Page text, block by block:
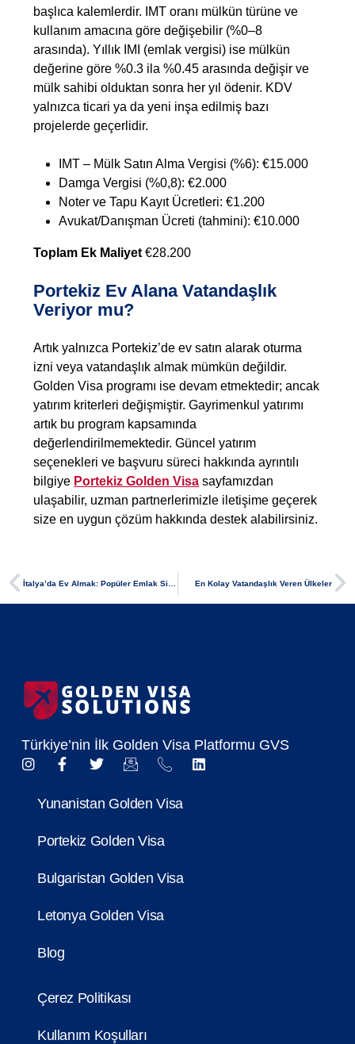
başlıca kalemlerdir. IMT oranı mülkün türüne ve
kullanım amacına göre değişebilir (%0–8
arasında). Yıllık IMI (emlak vergisi) ise mülkün
değerine göre %0.3 ila %0.45 arasında değişir ve
mülk sahibi olduktan sonra her yıl ödenir. KDV
yalnızca ticari ya da yeni inşa edilmiş bazı
projelerde geçerlidir.
IMT – Mülk Satın Alma Vergisi (%6): €15.000
Damga Vergisi (%0,8): €2.000
Noter ve Tapu Kayıt Ücretleri: €1.200
Avukat/Danışman Ücreti (tahmini): €10.000
Toplam Ek Maliyet €28.200
Portekiz Ev Alana Vatandaşlık
Veriyor mu?
Artık yalnızca Portekiz’de ev satın alarak oturma
izni veya vatandaşlık almak mümkün değildir.
Golden Visa programı ise devam etmektedir; ancak
yatırım kriterleri değişmiştir. Gayrimenkul yatırımı
artık bu program kapsamında
değerlendirilmemektedir. Güncel yatırım
seçenekleri ve başvuru süreci hakkında ayrıntılı
bilgiye Portekiz Golden Visa sayfamızdan
ulaşabilir, uzman partnerlerimizle iletişime geçerek
size en uygun çözüm hakkında destek alabilirsiniz.
İtalya’da Ev Almak: Popüler Emlak Siteleri En Kolay Vatandaşlık Veren Ülkeler
Türkiye’nin İlk Golden Visa Platformu GVS
Yunanistan Golden Visa
Portekiz Golden Visa
Bulgaristan Golden Visa
Letonya Golden Visa
Blog
Çerez Politikası
Kullanım Koşulları